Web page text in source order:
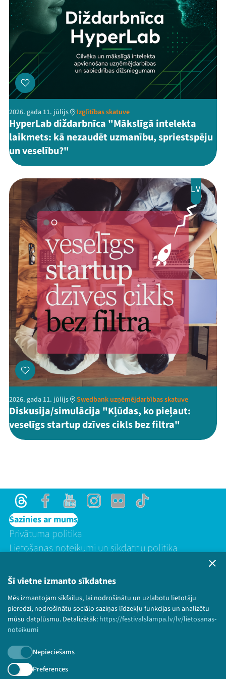
Šī vietne izmanto sīkdatnes
Mēs izmantojam sīkfailus, lai nodrošinātu un uzlabotu lietotāju
pieredzi, nodrošinātu sociālo saziņas līdzekļu funkcijas un analizētu
mūsu datplūsmu. Detalizētāk: https://festivalslampa.lv/lv/lietosanas-
noteikumi
Nepieciešams
Preferences
2026. gada 11. jūlijs Izglītības skatuve
HyperLab diždarbnīca "Mākslīgā intelekta
laikmets: kā nezaudēt uzmanību, spriestspēju
un veselību?"
LV
2026. gada 11. jūlijs Swedbank uzņēmējdarbības skatuve
Diskusija/simulācija "Kļūdas, ko pieļaut:
veselīgs startup dzīves cikls bez filtra"
ThreadsFacebookYoutubeInstagram
Flick TikTok
Sazinies ar mums
Privātuma politika
Lietošanas noteikumi un sīkdatņu politika
© 2026 Sarunu festivāls LAMPA Visas tiesības
Piesakies jaunumiem!
Nepalaid garām aktuālāko informāciju!